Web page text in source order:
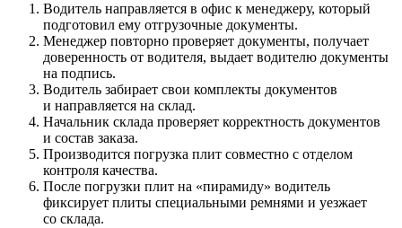
Водитель направляется в офис к менеджеру, который
подготовил ему отгрузочные документы.
Менеджер повторно проверяет документы, получает
доверенность от водителя, выдает водителю документы
на подпись.
Водитель забирает свои комплекты документов
и направляется на склад.
Начальник склада проверяет корректность документов
и состав заказа.
Производится погрузка плит совместно с отделом
контроля качества.
После погрузки плит на «пирамиду» водитель
фиксирует плиты специальными ремнями и уезжает
со склада.